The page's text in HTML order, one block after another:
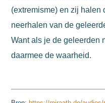
(extremisme) en zij halen
neerhalen van de
Want als je de geleerden
daarmee de waarheid.